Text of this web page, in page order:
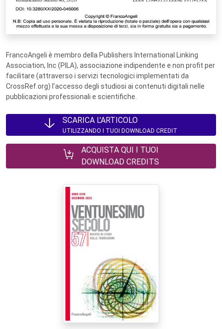
FrancoAngeli è membro della Publishers International Linking
Association, Inc (PILA), associazione indipendente e non profit per
facilitare (attraverso i servizi tecnologici implementati da
CrossRef.org) l’accesso degli studiosi ai contenuti digitali nelle
pubblicazioni professionali e scientifiche.
SCARICA L'ARTICOLO
UTILIZZANDO I TUOI DOWNLOAD CREDIT
ACQUISTA QUI I TUOI
DOWNLOAD CREDITS